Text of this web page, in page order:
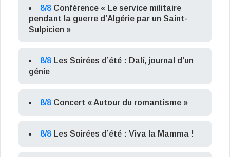
8/8 Conférence « Le service militaire
pendant la guerre d’Algérie par un Saint-
Sulpicien »
8/8 Les Soirées d’été : Dalí, journal d’un
génie
8/8 Concert « Autour du romantisme »
8/8 Les Soirées d’été : Viva la Mamma !